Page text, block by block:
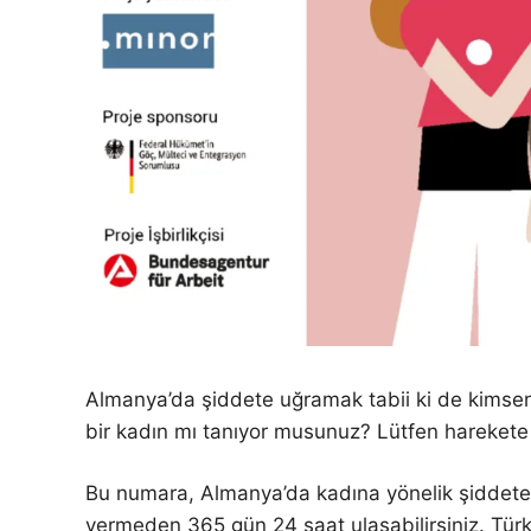
Almanya’da şiddete uğramak tabii ki de
bir kadın mı tanıyor musunuz? Lütfen
Bu numara, Almanya’da kadına yönelik
vermeden 365 gün 24 saat ulaşabilirsiniz.